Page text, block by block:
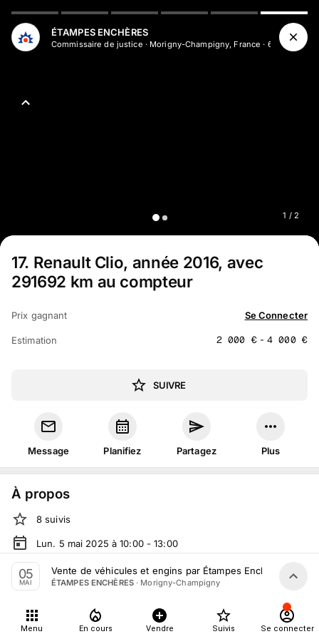
1 / 2
ÉTAMPES ENCHÈRES
Commissaire de justice · Morigny-Champigny, France · 604abonné
17. Renault Clio, année 2016, avec
291692 km au compteur
Prix gagnant Se Connecter
Estimation 2 000 €-4 000 €
SUIVRE
Message Planifiez Partagez Plus
À propos
8 suivis
Lun. 5 mai 2025 à 10:00 - 13:00
Vente judiciaireorganiséeparÉTAMPES ENCHÈRES
En salle :
Rte de la Ferté Alais, 91150 Morigny-Champigny,
Tout le monde peut participer
05
MAI
Vente de véhicules et engins par Étampes Enchères le 5
ÉTAMPES ENCHÈRES· Morigny-Champigny
Menu En cours Vendre Suivis Se connecter